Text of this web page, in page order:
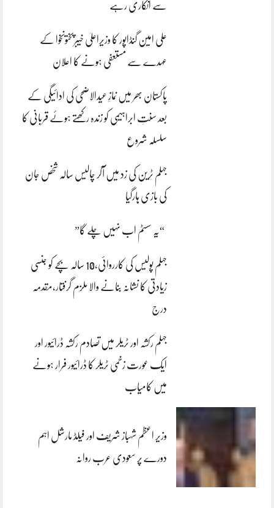
سے انکاری رہے
علی امین گنڈاپور کا وزیراعلیٰ خیبرپختونخوا کے
عہدے سے مستعفی ہونے کا اعلان
پاکستان بھر میں نمازِ عیدالاضحی کی ادائیگی کے
بعد سنتِ ابراہیمی کو زندہ رکھتے ہوئے قربانی کا
سلسلہ شروع
جہلم ٹرین کی زد میں آکر چالیس سالہ شخص جان
کی بازی ہارگیا
“یہ سسٹم اب نہیں چلے گا”
جہلم پولیس کی کارروائی،10 سالہ بچے کو جنسی
زیادتی کا نشانہ بنانے والا ملزم گرفتار،مقدمہ
درج
جہلم رکشہ اور ٹریلر میں تصادم رکشہ ڈرائیور اور
ایک عورت زخمی ٹریلر کا ڈرائیور فرار ہونے
میں کامیاب
وزیر اعظم شہباز شریف اور فیلڈ مارشل اہم
دورے پر سعودی عرب روانہ